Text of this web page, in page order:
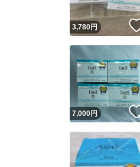
3,780円
7,000円